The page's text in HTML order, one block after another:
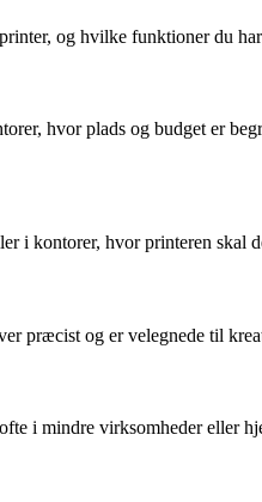
og hvilke funktioner du
hvor plads og budget er
i kontorer, hvor printeren skal
præcist og er velegnede til
i mindre virksomheder eller